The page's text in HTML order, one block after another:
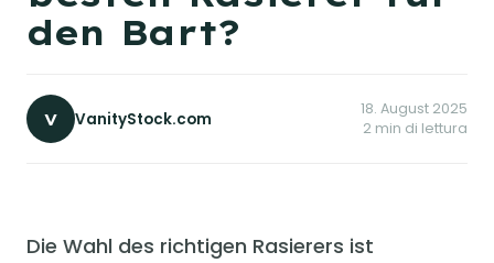
den Bart?
V VanityStock.com
18. August 2025
2 min di lettura
Die Wahl des richtigen Rasierers ist